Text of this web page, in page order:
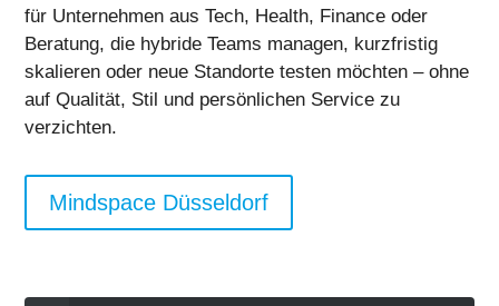
für Unternehmen aus Tech, Health, Finance oder
Beratung, die hybride Teams managen, kurzfristig
skalieren oder neue Standorte testen möchten – ohne
auf Qualität, Stil und persönlichen Service zu
verzichten.
Mindspace Düsseldorf